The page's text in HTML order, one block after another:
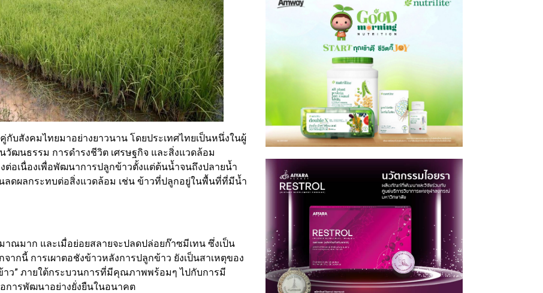
บสังคมไทยมาอย่างยาวนาน โดยประเทศไทยเป็นหนึ่งในผู้
ฒนธรรม การดำรงชีวิต เศรษฐกิจ และสิ่งแวดล้อม
ต่อเนื่องเพื่อพัฒนาการปลูกข้าวตั้งแต่ต้นน้ำจนถึงปลายน้ำ
ลดผลกระทบต่อสิ่งแวดล้อม เช่น ข้าวที่ปลูกอยู่ในพื้นที่ที่มีน้ำ
ณมาก และเมื่อย่อยสลายจะปลดปล่อยก๊าซมีเทน ซึ่งเป็น
ากนี้ การเผาตอชังข้าวหลังการปลูกข้าว ยังเป็นสาเหตุของ
าว” ภายใต้กระบวนการที่มีคุณภาพพร้อมๆ ไปกับการมี
การพัฒนาอย่างยั่งยืนในอนาคต